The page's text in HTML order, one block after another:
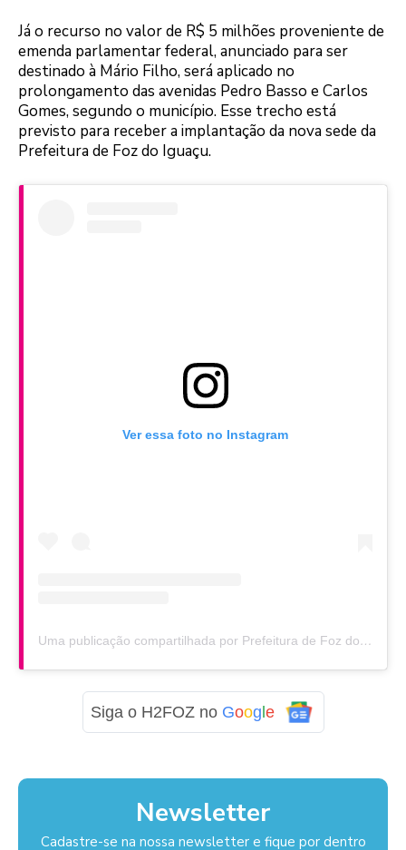
Já o recurso no valor de R$ 5 milhões proveniente de
emenda parlamentar federal, anunciado para ser
destinado à Mário Filho, será aplicado no
prolongamento das avenidas Pedro Basso e Carlos
Gomes, segundo o município. Esse trecho está
previsto para receber a implantação da nova sede da
Prefeitura de Foz do Iguaçu.
Ver essa foto no Instagram
Uma publicação compartilhada por Prefeitura de Foz do Iguaçu (@prefeituradefoz)
Siga o H2FOZ no Google
Newsletter
Cadastre-se na nossa newsletter e fique por dentro